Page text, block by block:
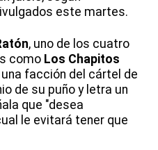
este martes.
, uno de los cuatro
como Los Chapitos
facción del cártel de
de su puño y letra un
que "desea
le evitará tener que